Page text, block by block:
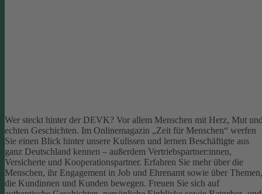
Wer steckt hinter der DEVK? Vor allem Menschen mit Herz, Mut
echten Geschichten. Im Onlinemagazin „Zeit für Menschen“ werfen
Sie einen Blick hinter unsere Kulissen und lernen Beschäftigte aus
ganz Deutschland kennen – außerdem Vertriebspartner:innen,
Versicherte und Kooperationspartner. Erfahren Sie mehr über die
Menschen, ihr Engagement in Job und Ehrenamt sowie über Themen,
die Kundinnen und Kunden bewegen. Freuen Sie sich auf